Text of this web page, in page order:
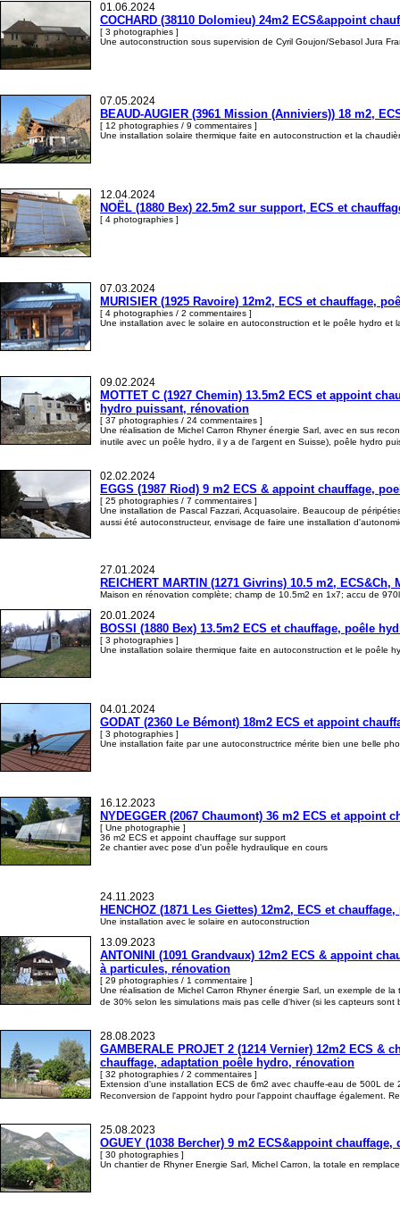
01.06.2024
COCHARD (38110 Dolomieu) 24m2 ECS&appoint
[ 3 photographies ]
Une autoconstruction sous supervision de Cyril Goujon/Sebasol Jura
07.05.2024
BEAUD-AUGIER (3961 Mission (Anniviers)) 18 m2,
[ 12 photographies / 9 commentaires ]
Une installation solaire thermique faite en autoconstruction et la
12.04.2024
NOËL (1880 Bex) 22.5m2 sur support, ECS et
[ 4 photographies ]
07.03.2024
MURISIER (1925 Ravoire) 12m2, ECS et chauffage,
[ 4 photographies / 2 commentaires ]
Une installation avec le solaire en autoconstruction et le poêle hydro et
09.02.2024
MOTTET C (1927 Chemin) 13.5m2 ECS et appoint
hydro puissant, rénovation
[ 37 photographies / 24 commentaires ]
Une réalisation de Michel Carron Rhyner énergie Sarl, avec en sus
inutile avec un poêle hydro, il y a de l'argent en Suisse), poêle hydro
02.02.2024
EGGS (1987 Riod) 9 m2 ECS & appoint chauffage,
[ 25 photographies / 7 commentaires ]
Une installation de Pascal Fazzari, Acquasolaire. Beaucoup de
aussi été autoconstructeur, envisage de faire une installation
27.01.2024
REICHERT MARTIN (1271 Givrins) 10.5 m2,
Maison en rénovation complète; champ de 10.5m2 en 1x7; accu de
20.01.2024
BOSSI (1880 Bex) 13.5m2 ECS et chauffage, poêle
[ 3 photographies ]
Une installation solaire thermique faite en autoconstruction et le poêle
04.01.2024
GODAT (2360 Le Bémont) 18m2 ECS et appoint
[ 3 photographies ]
Une installation faite par une autoconstructrice mérite bien une belle
16.12.2023
NYDEGGER (2067 Chaumont) 36 m2 ECS et appoint
[ Une photographie ]
36 m2 ECS et appoint chauffage sur support
2e chantier avec pose d'un poêle hydraulique en cours
24.11.2023
HENCHOZ (1871 Les Giettes) 12m2, ECS et
Une installation avec le solaire en autoconstruction
13.09.2023
ANTONINI (1091 Grandvaux) 12m2 ECS & appoint
à particules, rénovation
[ 29 photographies / 1 commentaire ]
Une réalisation de Michel Carron Rhyner énergie Sarl, un exemple de
de 30% selon les simulations mais pas celle d'hiver (si les capteurs
28.08.2023
GAMBERALE PROJET 2 (1214 Vernier) 12m2 ECS
chauffage, adaptation poêle hydro, rénovation
[ 32 photographies / 2 commentaires ]
Extension d'une installation ECS de 6m2 avec chauffe-eau de 500L
Reconversion de l'appoint hydro pour l'appoint chauffage également.
25.08.2023
OGUEY (1038 Bercher) 9 m2 ECS&appoint
[ 30 photographies ]
Un chantier de Rhyner Energie Sarl, Michel Carron, la totale en